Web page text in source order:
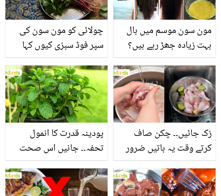
چولائی کو مون سون کی
سپر فوڈ سبزی کیوں کہا
منرلز اور اینٹی آکسیڈنٹس
سے بھرپور اس سبزی کے
فائدے
مون سون موسم میں بال
بہت زیادہ جھڑ رہے ہیں؟
بنانے کے چند قدرتی طریقے
پودینہ قدرت کا انمول
تحفہ۔۔ جانیں اس صحت
انگیز طبی فوائد
رُک جائیں۔۔ چکن صاف
کرتے وقت یہ باتیں ضرور